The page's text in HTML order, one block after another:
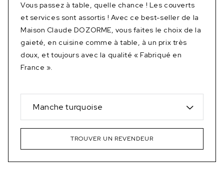
Vous passez à table, quelle chance ! Les couverts
et services sont assortis ! Avec ce best-seller de la
Maison Claude DOZORME, vous faites le choix de la
gaieté, en cuisine comme à table, à un prix très
doux, et toujours avec la qualité « Fabriqué en
France ».
Manche turquoise
TROUVER UN REVENDEUR